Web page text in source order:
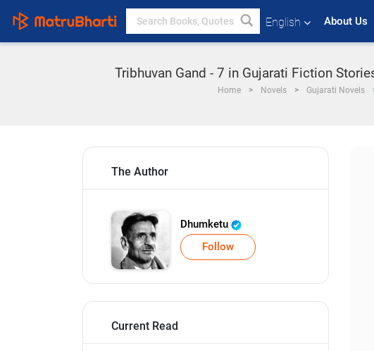
English About Us
Tribhuvan Gand - 7 in Gujarati Fiction
Home Novels Gujarati Novels
The Author
Dhumketu
Follow
Current Read